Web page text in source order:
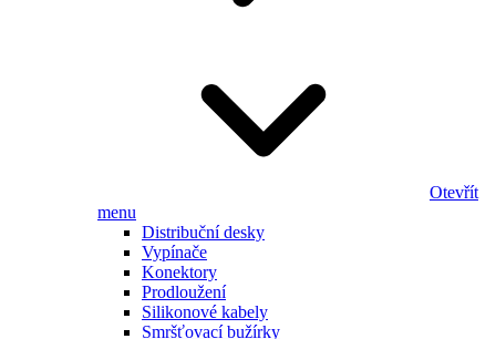
Otevřít
menu
Distribuční desky
Vypínače
Konektory
Prodloužení
Silikonové kabely
Smršťovací bužírky